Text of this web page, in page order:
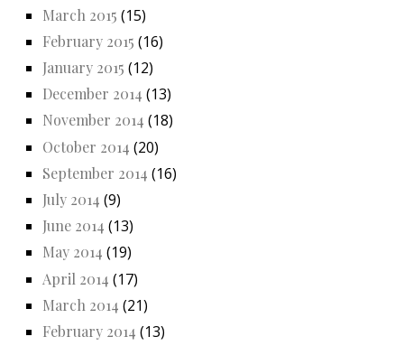
March 2015 (15)
February 2015 (16)
January 2015 (12)
December 2014 (13)
November 2014 (18)
October 2014 (20)
September 2014 (16)
July 2014 (9)
June 2014 (13)
May 2014 (19)
April 2014 (17)
March 2014 (21)
February 2014 (13)